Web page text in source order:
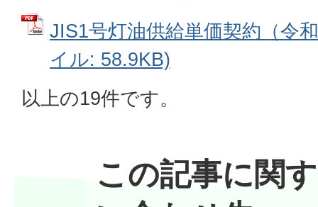
JIS1号灯油供給単価契約（令
イル: 58.9KB)
以上の19件です。
この記事に関